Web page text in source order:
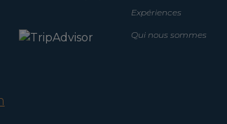
Expériences
Qui nous sommes